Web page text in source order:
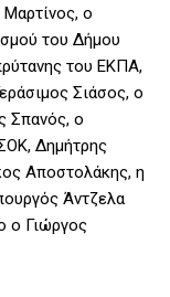
ο
του Δήμου
του ΕΚΠΑ,
Σιάσος, ο
Σπανός, ο
Δημήτρης
Αποστολάκης, η
Άντζελα
ο Γιώργος